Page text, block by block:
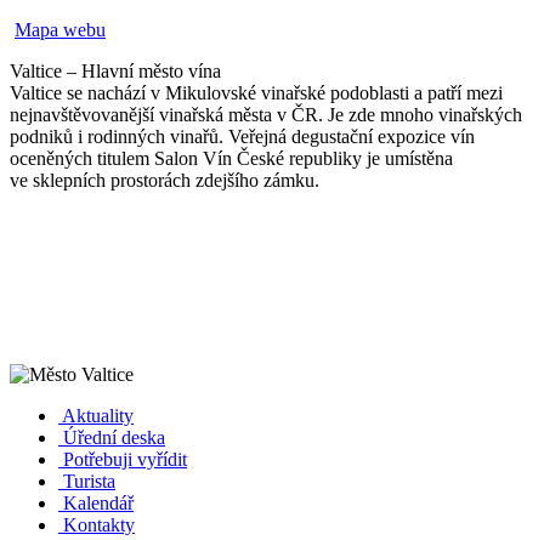
Mapa webu
Valtice – Hlavní město vína
Valtice se nachází v Mikulovské vinařské podoblasti a patří mezi
nejnavštěvovanější vinařská města v ČR. Je zde mnoho vinařských
podniků i rodinných vinařů. Veřejná degustační expozice vín
oceněných titulem Salon Vín České republiky je umístěna
ve sklepních prostorách zdejšího zámku.
Aktuality
Úřední deska
Potřebuji vyřídit
Turista
Kalendář
Kontakty